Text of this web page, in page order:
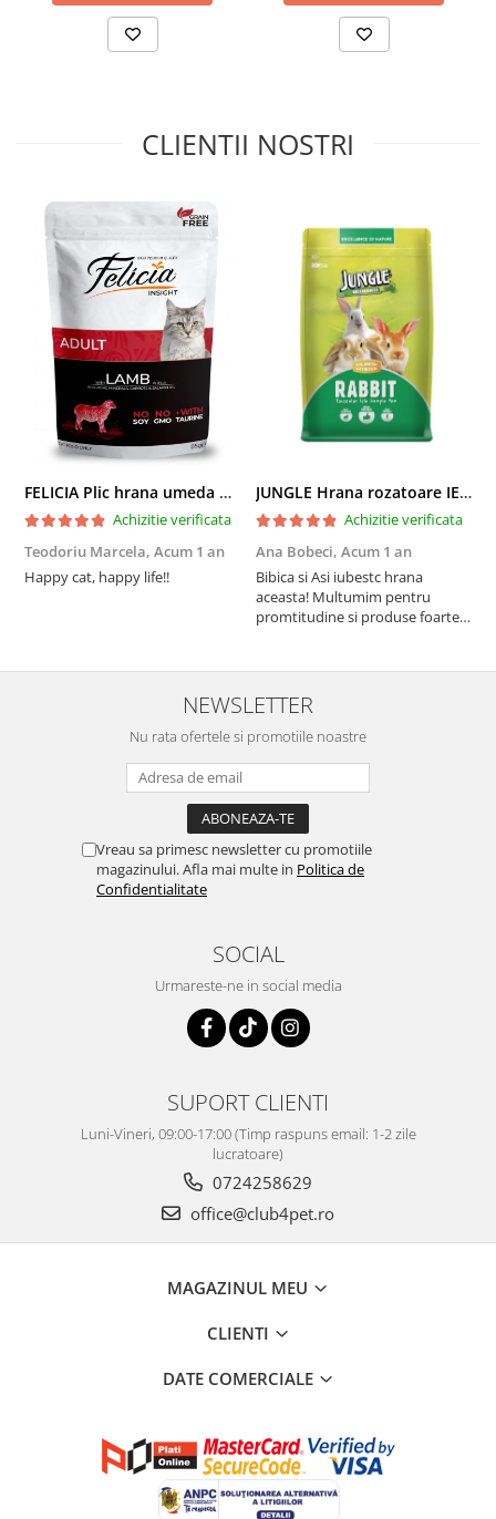
CLIENTII NOSTRI
FELICIA Plic hrana umeda pentru pisici adulte, cu Miel, Set 12x85g
Achizitie verificata
Teodoriu Marcela, Acum 1 an
Happy cat, happy life!!
JUNGLE Hrana rozatoare IEPURI 500g
Achizitie verificata
Ana Bobeci, Acum 1 an
Bibica si Asi iubestc hrana
aceasta! Multumim pentru
promtitudine si produse foarte
NEWSLETTER
Nu rata ofertele si promotiile noastre
Vreau sa primesc newsletter cu promotiile
magazinului. Afla mai multe in Politica de
Confidentialitate
SOCIAL
Urmareste-ne in social media
SUPORT CLIENTI
Luni-Vineri, 09:00-17:00 (Timp raspuns email: 1-2 zile
lucratoare)
0724258629
office@club4pet.ro
MAGAZINUL MEU
CLIENTI
DATE COMERCIALE